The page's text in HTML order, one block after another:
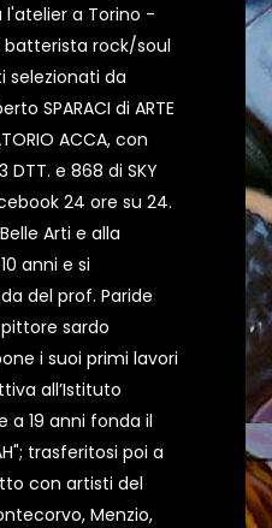
a Torino -
batterista rock/soul
selezionati da
SPARACI di ARTE
ACCA, con
DTT. e 868 di SKY
24 ore su 24.
Arti e alla
anni e si
del prof. Paride
sardo
i suoi primi lavori
all’Istituto
a 19 anni fonda il
trasferitosi poi a
con artisti del
Menzio,